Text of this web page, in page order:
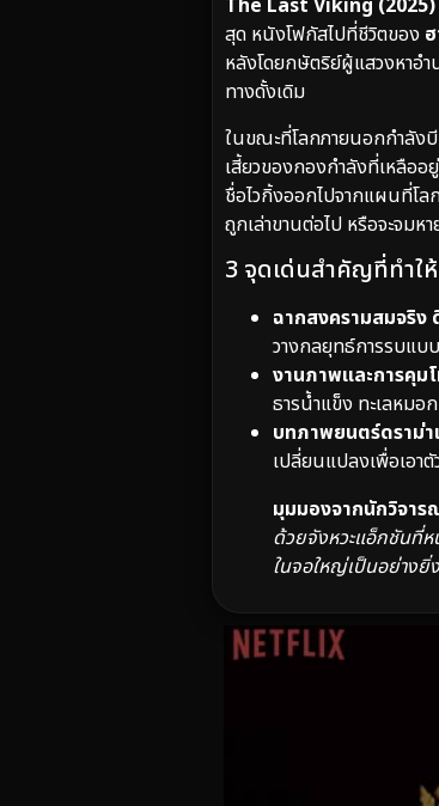
The Last Viking (2025)
สุด หนังโฟกัสไปที่ชีวิตของ
หลังโดยกษัตริย์ผู้แสวงหาอ
ทางดั้งเดิม
ในขณะที่โลกภายนอกกำลัง
เสี้ยวของกองกำลังที่เหลือ
ชื่อไวกิ้งออกไปจากแผนที่โล
ถูกเล่าขานต่อไป หรือจะจม
3 จุดเด่นสำคัญที่ทำใ
ฉากสงครามสมจริ
วางกลยุทธ์การรบแบ
งานภาพและการคุ
ธารน้ำแข็ง ทะเลหม
บทภาพยนตร์ดราม่า
เปลี่ยนแปลงเพื่อเอา
มุมมองจากนักวิจาร
ด้วยจังหวะแอ็กชันที่
ในจอใหญ่เป็นอย่างยิ่